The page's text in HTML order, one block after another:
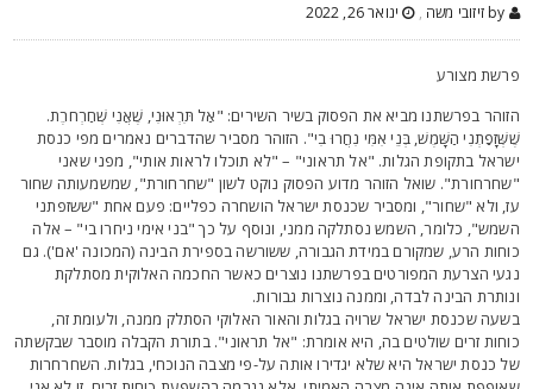
, ינואר 26, 2022
מצורע
בפרשתנו מביא את הפסוק בשיר השירים: "אַל תִּרְאוּנִי, שֶׁאֲנִי שְׁחַרְחֹרֶת.
הַשָּׁמֶשׁ, בְּנֵי אִמִּי נִחֲרוּ בִי". הזוהר מסביר שהדברים נאמרים מפי כנסת
בתקופת הגלות. "אל תראוני" – "לא תוכלו לראות אותי", מפני שאני
שואל הזוהר מדוע הפסוק נוקט לשון "שחרחורת", שמשמעותה שחור
ולא "שחור", ומסביר שכנסת ישראל הושחרה כפליים: פעם אחת "ששזפתני
כלומר, השמש נסתלקה ממני, ונוסף על כך "בני אימי ניחרו בי" – אלה
הרע, שמקורם במידת הגבורה, ששורשה בספירת הבינה (המכונה 'אם'). גם
הצרעת המפורטים בפרשתנו נוצרים כאשר החכמה האלוקית מסתלקת
הבינה לבדה, וממנה נוצרות גבורות.
שכנסת ישראל שרויה בגלות והאור האלוקי הסתלק ממנה, ולעומת זה,
זרים שולטים בה, היא אומרת: "אל תראוני". בתורת הקבלה מוסבר שבקשתה
כנסת ישראל היא שלא יגדירו אותה על-פי מצבה הנוכחי, בגלות. השחרחרות